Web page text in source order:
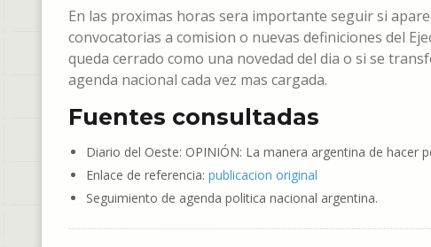
En las proximas horas sera importante seguir si
convocatorias a comision o nuevas definiciones del
queda cerrado como una novedad del dia o si se
agenda nacional cada vez mas cargada.
Fuentes consultadas
Diario del Oeste: OPINIÓN: La manera argentina de hacer
Enlace de referencia: publicacion original
Seguimiento de agenda politica nacional argentina.